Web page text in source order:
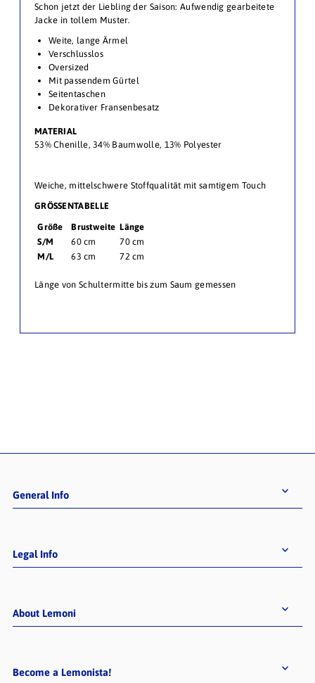
Schon jetzt der Liebling der Saison: Aufwendig gearbeitete
Jacke in tollem Muster.
Weite, lange Ärmel
Verschlusslos
Oversized
Mit passendem Gürtel
Seitentaschen
Dekorativer Fransenbesatz
MATERIAL
53% Chenille, 34% Baumwolle, 13% Polyester
Weiche, mittelschwere Stoffqualität mit samtigem Touch
GRÖSSENTABELLE
Größe
Brustweite Länge
S/M
60 cm
70 cm
M/L
63 cm 72 cm
Länge von Schultermitte bis zum Saum gemessen
General Info
Legal Info
About Lemoni
Become a Lemonista!